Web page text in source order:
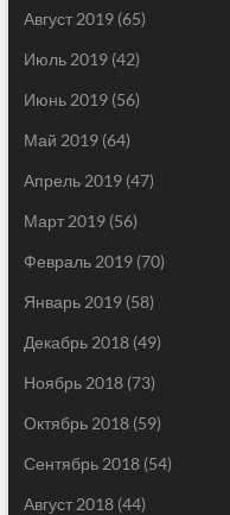
Август 2019(65)
Июль 2019(42)
Июнь 2019(56)
Май 2019(64)
Апрель 2019(47)
Март 2019(56)
Февраль 2019(70)
Январь 2019(58)
Декабрь 2018(49)
Ноябрь 2018(73)
Октябрь 2018(59)
Сентябрь 2018(54)
Август 2018(44)